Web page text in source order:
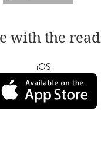
with the
iOS